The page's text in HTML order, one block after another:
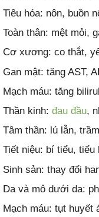
Tiêu hóa: nôn, buồn
Toàn thân: mệt mỏi,
Cơ xương: co thắt,
Gan mật: tăng AST,
Mạch máu: tăng
Thần kinh: đau đầu,
Tâm thần: lú lẫn,
Tiết niệu: bí tiểu, tiểu
Sinh sản: thay đổi
Da và mô dưới da:
Mạch máu: tụt huyết